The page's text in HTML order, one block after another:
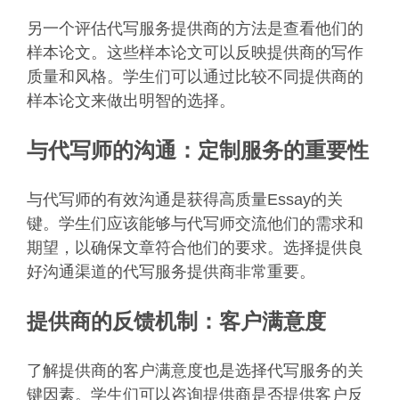
另一个评估代写服务提供商的方法是查看他们的
样本论文。这些样本论文可以反映提供商的写作
质量和风格。学生们可以通过比较不同提供商的
样本论文来做出明智的选择。
与代写师的沟通：定制服务的重要性
与代写师的有效沟通是获得高质量Essay的关
键。学生们应该能够与代写师交流他们的需求和
期望，以确保文章符合他们的要求。选择提供良
好沟通渠道的代写服务提供商非常重要。
提供商的反馈机制：客户满意度
了解提供商的客户满意度也是选择代写服务的关
键因素。学生们可以咨询提供商是否提供客户反